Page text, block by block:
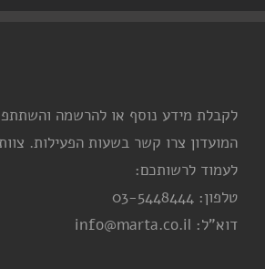
לקבלת מידע נוסף או להרשמה
המועדון צרו קשר בשעות הפעילות.
לעמוד לרשותכם:
טלפון: 03-5448444
דוא"ל: info@marta.co.il